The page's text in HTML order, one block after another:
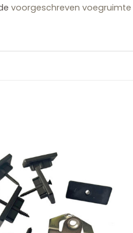
voorgeschreven voegruimte